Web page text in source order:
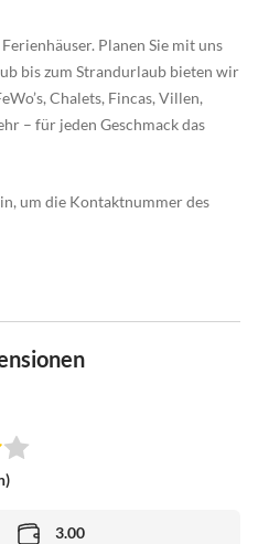
Planen Sie mit uns
bis zum Strandurlaub bieten wir
Chalets, Fincas, Villen,
– für jeden Geschmack das
um die Kontaktnummer des
3.00